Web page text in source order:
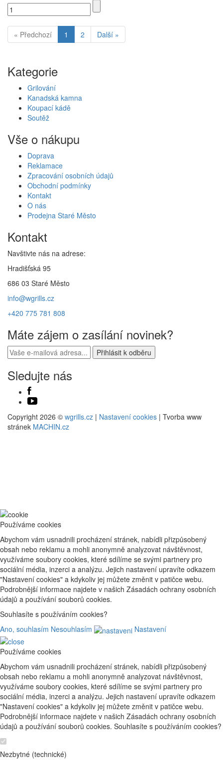
« Předchozí 1 2 Další »
Kategorie
Grilování
Kanadská kamna
Koupací kádě
Soutěž
Vše o nákupu
Doprava
Reklamace
Zpracování osobních údajů
Obchodní podmínky
Kontakt
O nás
Prodejna Staré Město
Kontakt
Navštivte nás na adrese:
Hradišťská 95
686 03 Staré Město
info@wgrills.cz
+420 775 781 808
Máte zájem o zasílání novinek?
Sledujte nás
Copyright 2026 © wgrills.cz | Nastavení cookies | Tvorba www
stránek MACHIN.cz
Používáme cookies
Abychom vám usnadnili procházení stránek, nabídli přizpůsobený
obsah nebo reklamu a mohli anonymně analyzovat návštěvnost,
využíváme soubory cookies, které sdílíme se svými partnery pro
sociální média, inzerci a analýzu. Jejich nastavení upravíte odkazem
"Nastavení cookies" a kdykoliv jej můžete změnit v patičce webu.
Podrobnější informace najdete v našich Zásadách ochrany osobních
údajů a používání souborů cookies.
Souhlasíte s používáním cookies?
Ano, souhlasím Nesouhlasím Nastavení
Používáme cookies
Abychom vám usnadnili procházení stránek, nabídli přizpůsobený
obsah nebo reklamu a mohli anonymně analyzovat návštěvnost,
využíváme soubory cookies, které sdílíme se svými partnery pro
sociální média, inzerci a analýzu. Jejich nastavení upravíte odkazem
"Nastavení cookies" a kdykoliv jej můžete změnit v patičce webu.
Podrobnější informace najdete v našich Zásadách ochrany osobních
údajů a používání souborů cookies. Souhlasíte s používáním cookies?
Nezbytné (technické)